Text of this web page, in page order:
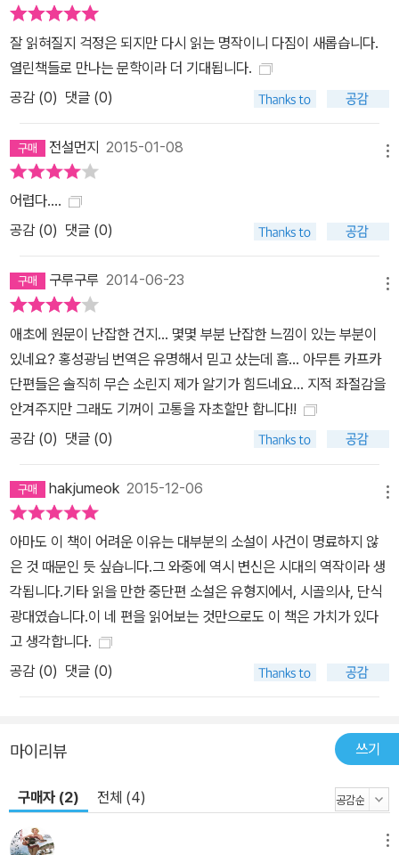
잘 읽혀질지 걱정은 되지만 다시 읽는 명작이니 다짐이 새롭습니다.
열린책들로 만나는 문학이라 더 기대됩니다.
공감 (0) 댓글 (0)
전설먼지 2015-01-08
어렵다....
공감 (0) 댓글 (0)
구루구루 2014-06-23
애초에 원문이 난잡한 건지... 몇몇 부분 난잡한 느낌이 있는 부분이
있네요? 홍성광님 번역은 유명해서 믿고 샀는데 흠... 아무튼 카프카
단편들은 솔직히 무슨 소린지 제가 알기가 힘드네요... 지적 좌절감을
안겨주지만 그래도 기꺼이 고통을 자초할만 합니다!!
공감 (0) 댓글 (0)
hakjumeok 2015-12-06
아마도 이 책이 어려운 이유는 대부분의 소설이 사건이 명료하지 않
은 것 때문인 듯 싶습니다.그 와중에 역시 변신은 시대의 역작이라 생
각됩니다.기타 읽을 만한 중단편 소설은 유형지에서, 시골의사, 단식
광대였습니다.이 네 편을 읽어보는 것만으로도 이 책은 가치가 있다
고 생각합니다.
공감 (0) 댓글 (0)
마이리뷰 쓰기
구매자 (2) 전체 (4)